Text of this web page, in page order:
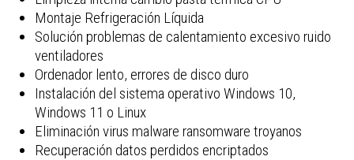
Montaje Refrigeración Líquida
Solución problemas de calentamiento excesivo ruido
ventiladores
Ordenador lento, errores de disco duro
Instalación del sistema operativo Windows 10,
Windows 11 o Linux
Eliminación virus malware ransomware troyanos
Recuperación datos perdidos encriptados